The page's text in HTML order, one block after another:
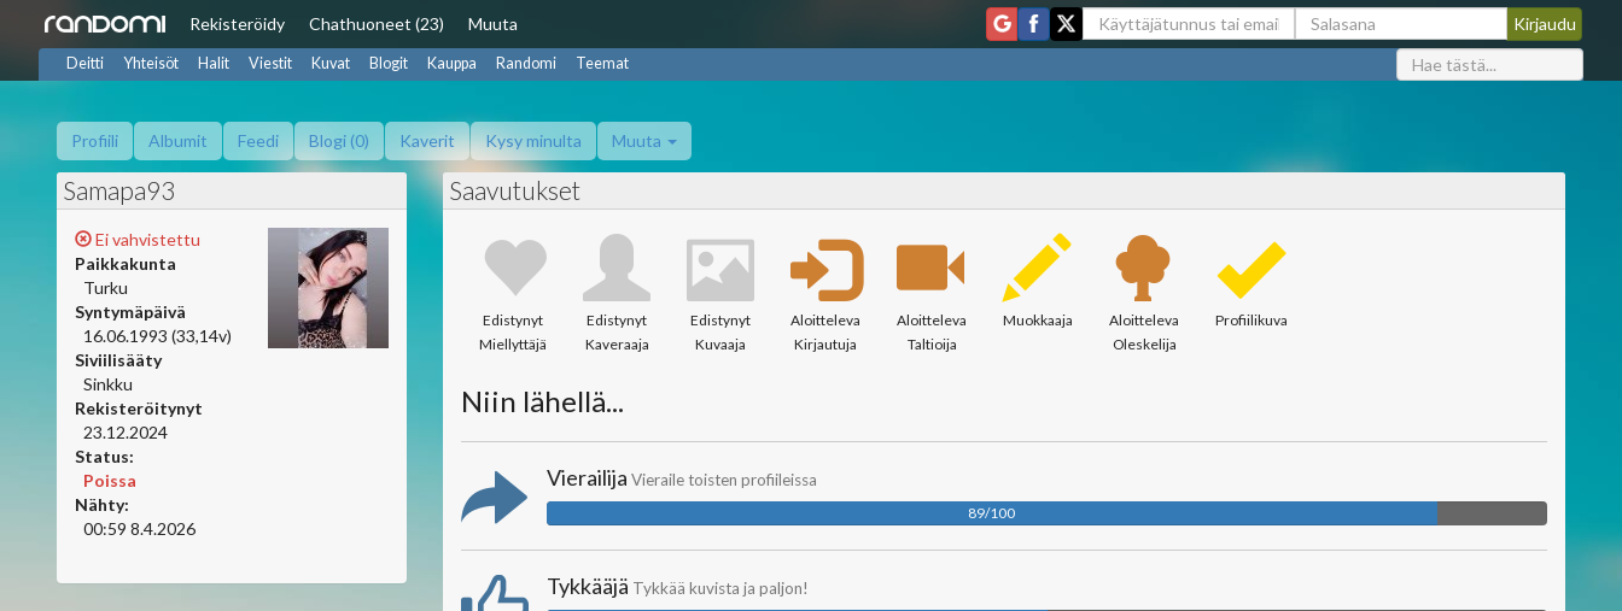
Rekisteröidy Chathuoneet (23) Muuta
Deitti Yhteisöt Halit Viestit Kuvat Blogit Kauppa Randomi Teemat
Profiili Albumit Feedi Blogi (0) Kaverit Kysy minulta Muuta
Samapa93
Ei vahvistettu
Paikkakunta
Turku
Syntymäpäivä
16.06.1993 (33,14v)
Siviilisääty
Sinkku
Rekisteröitynyt
23.12.2024
Status:
Poissa
Nähty:
00:59 8.4.2026
Saavutukset
Edistynyt
Miellyttäjä
Edistynyt
Kaveraaja
Edistynyt
Kuvaaja
Aloitteleva
Kirjautuja
Aloitteleva
Taltioija
Muokkaaja
Aloitteleva
Oleskelija
Profiilikuva
Niin lähellä...
Vierailija Vieraile toisten profiileissa
89/100
Tykkääjä Tykkää kuvista ja paljon!